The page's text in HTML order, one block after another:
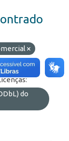
Grupos:
do